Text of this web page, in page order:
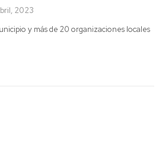
2023
y más de 20 organizaciones locales